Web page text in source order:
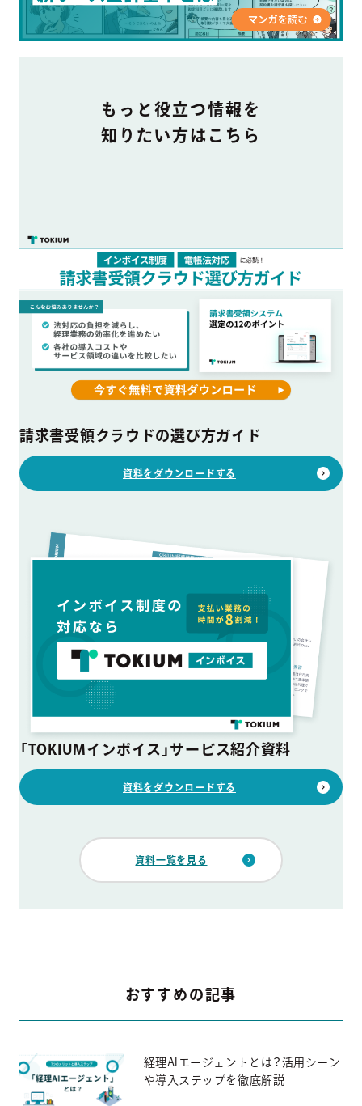
DOCUMENT
もっと役立つ情報を
知りたい方はこちら
請求書受領クラウドの選び方ガイド
資料をダウンロードする
「TOKIUMインボイス」サービス紹介資料
資料をダウンロードする
資料一覧を見る
おすすめの記事
経理AIエージェントとは？活用シーン
や導入ステップを徹底解説